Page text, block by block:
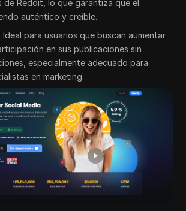
de Reddit, lo que garantiza que el
auténtico y creíble.
: Ideal para usuarios que buscan aumentar
en sus publicaciones sin
especialmente adecuado para
en marketing.